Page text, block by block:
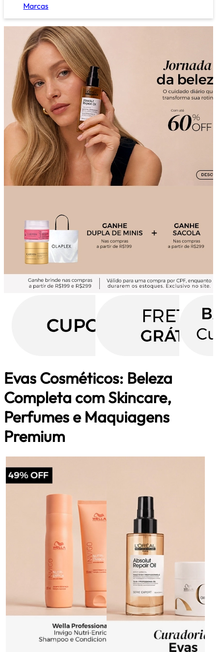
Marcas
Evas Cosméticos: Beleza
Completa com Skincare,
Perfumes e Maquiagens
Premium